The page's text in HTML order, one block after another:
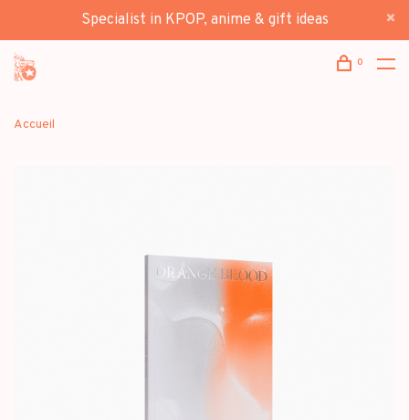
Specialist in KPOP, anime & gift ideas
0
Accueil